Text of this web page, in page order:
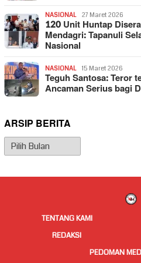
NASIONAL 27 Maret 2026
120 Unit Huntap
Mendagri: Tapanuli
Nasional
NASIONAL 15 Maret 2026
Teguh Santosa: Teror
Ancaman Serius bagi
ARSIP BERITA
Arsip
Berita
TENTANG KAMI
REDAKSI
PEDOMAN